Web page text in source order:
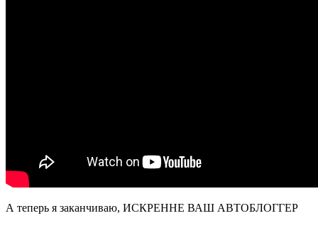
А теперь я заканчиваю, ИСКРЕННЕ ВАШ АВТОБЛОГГЕР